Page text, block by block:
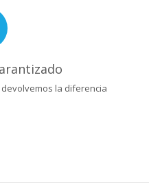
la diferencia